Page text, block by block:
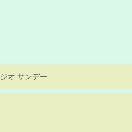
オ サンデー